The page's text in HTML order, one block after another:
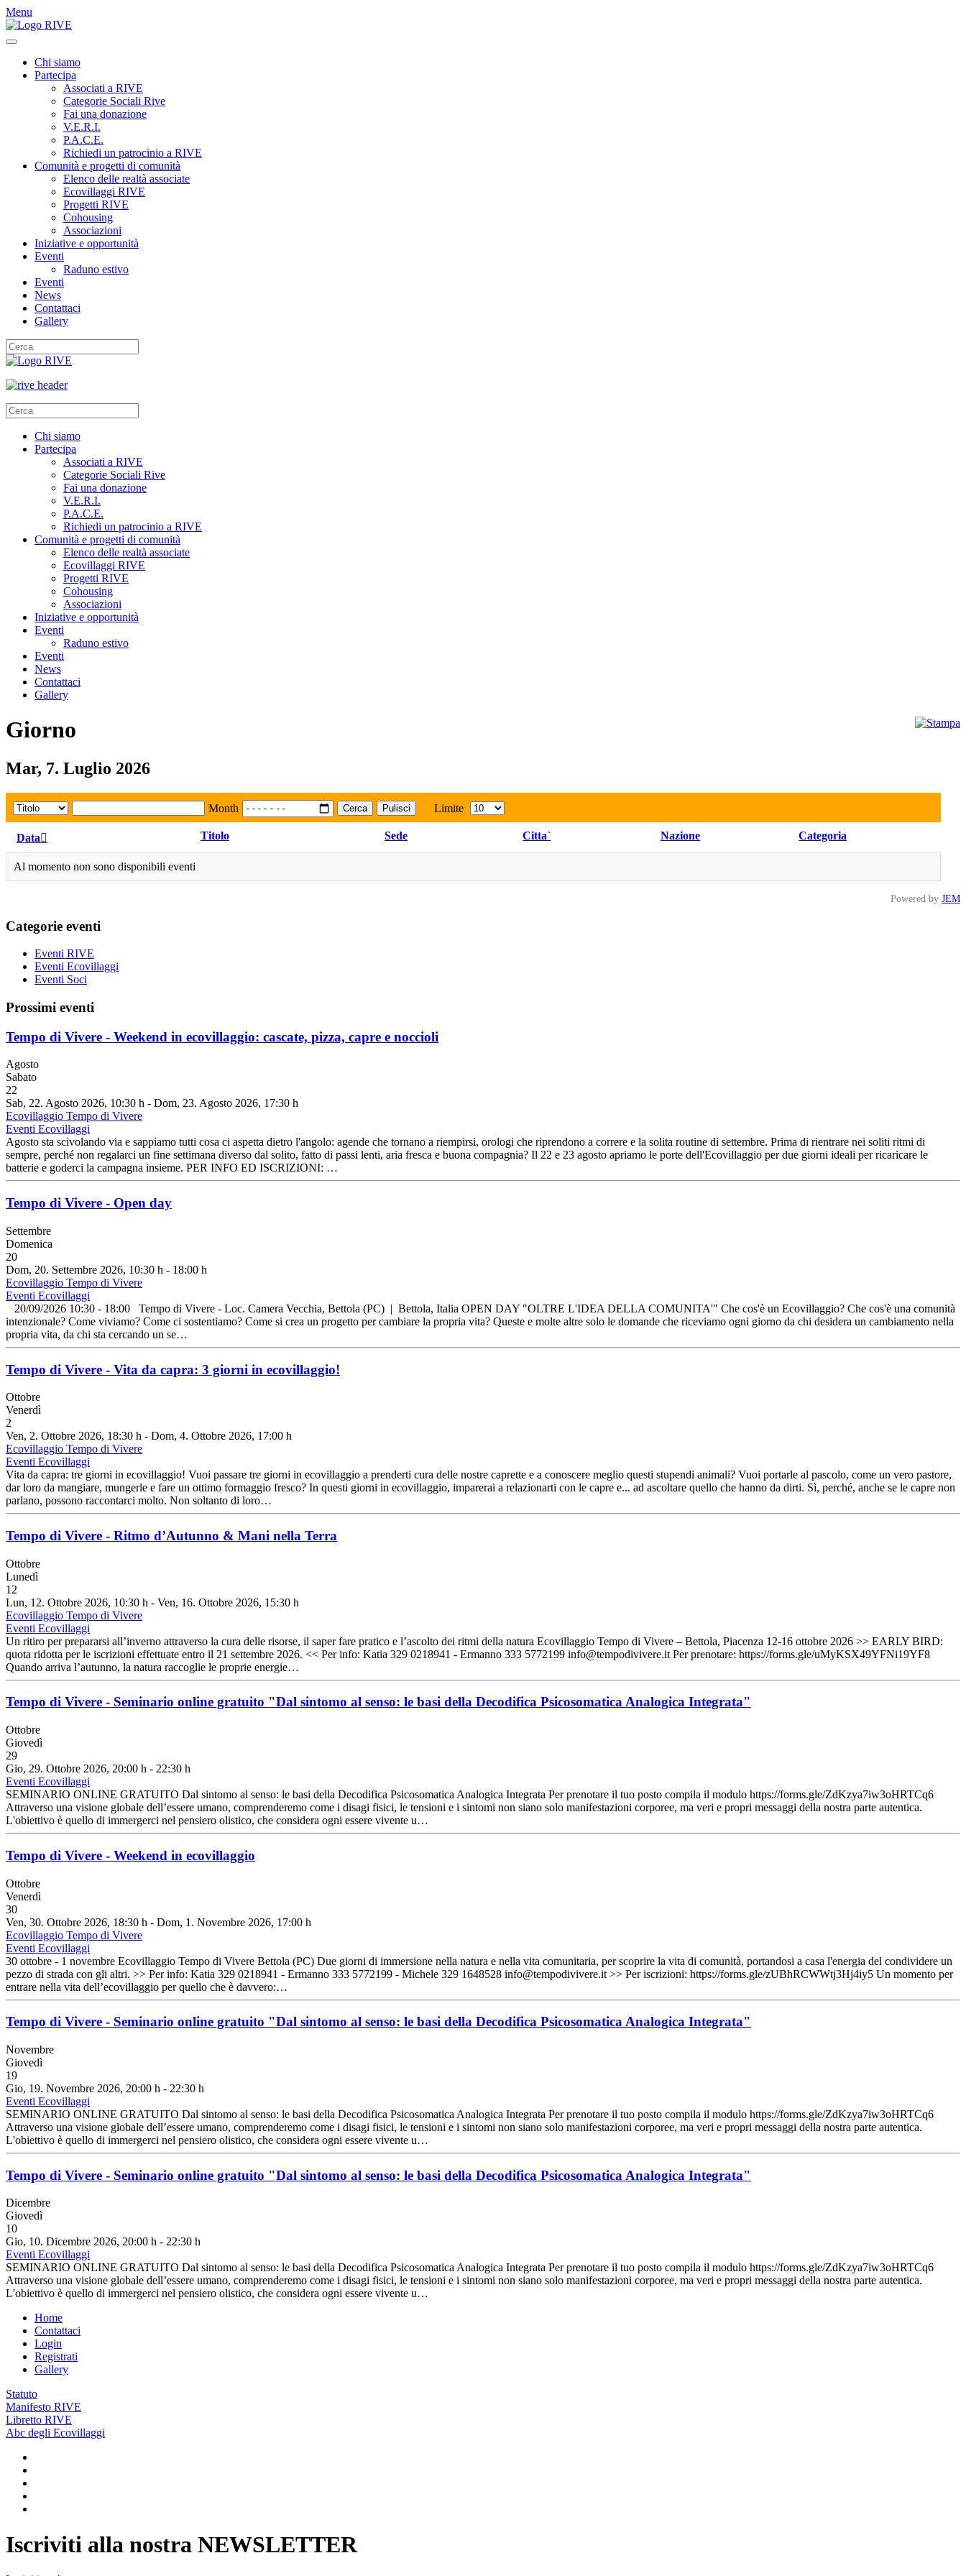
Menu
Chi siamo
Partecipa
Associati a RIVE
Categorie Sociali Rive
Fai una donazione
V.E.R.I.
P.A.C.E.
Richiedi un patrocinio a RIVE
Comunità e progetti di comunità
Elenco delle realtà associate
Ecovillaggi RIVE
Progetti RIVE
Cohousing
Associazioni
Iniziative e opportunità
Eventi
Raduno estivo
Eventi
News
Contattaci
Gallery
Chi siamo
Partecipa
Associati a RIVE
Categorie Sociali Rive
Fai una donazione
V.E.R.I.
P.A.C.E.
Richiedi un patrocinio a RIVE
Comunità e progetti di comunità
Elenco delle realtà associate
Ecovillaggi RIVE
Progetti RIVE
Cohousing
Associazioni
Iniziative e opportunità
Eventi
Raduno estivo
Eventi
News
Contattaci
Gallery
Giorno
Mar, 7. Luglio 2026
Month Cerca Pulisci Limite
Data Titolo Sede Citta` Nazione Categoria
Al momento non sono disponibili eventi
Powered by JEM
Categorie eventi
Eventi RIVE
Eventi Ecovillaggi
Eventi Soci
Prossimi eventi
Tempo di Vivere - Weekend in ecovillaggio: cascate, pizza, capre e noccioli
Agosto
Sabato
22
Sab, 22. Agosto 2026, 10:30 h - Dom, 23. Agosto 2026, 17:30 h
Ecovillaggio Tempo di Vivere
Eventi Ecovillaggi
Agosto sta scivolando via e sappiamo tutti cosa ci aspetta dietro l'angolo: agende che tornano a riempirsi, orologi che riprendono a correre e la solita routine di settembre. Prima di rientrare nei soliti ritmi di
sempre, perché non regalarci un fine settimana diverso dal solito, fatto di passi lenti, aria fresca e buona compagnia? Il 22 e 23 agosto apriamo le porte dell'Ecovillaggio per due giorni ideali per ricaricare le
batterie e goderci la campagna insieme. PER INFO ED ISCRIZIONI: …
Tempo di Vivere - Open day
Settembre
Domenica
20
Dom, 20. Settembre 2026, 10:30 h - 18:00 h
Ecovillaggio Tempo di Vivere
Eventi Ecovillaggi
20/09/2026 10:30 - 18:00 Tempo di Vivere - Loc. Camera Vecchia, Bettola (PC) | Bettola, Italia OPEN DAY "OLTRE L'IDEA DELLA COMUNITA'" Che cos'è un Ecovillaggio? Che cos'è una comunità
intenzionale? Come viviamo? Come ci sostentiamo? Come si crea un progetto per cambiare la propria vita? Queste e molte altre solo le domande che riceviamo ogni giorno da chi desidera un cambiamento nella
propria vita, da chi sta cercando un se…
Tempo di Vivere - Vita da capra: 3 giorni in ecovillaggio!
Ottobre
Venerdì
2
Ven, 2. Ottobre 2026, 18:30 h - Dom, 4. Ottobre 2026, 17:00 h
Ecovillaggio Tempo di Vivere
Eventi Ecovillaggi
Vita da capra: tre giorni in ecovillaggio! Vuoi passare tre giorni in ecovillaggio a prenderti cura delle nostre caprette e a conoscere meglio questi stupendi animali? Vuoi portarle al pascolo, come un vero pastore,
dar loro da mangiare, mungerle e fare un ottimo formaggio fresco? In questi giorni in ecovillaggio, imparerai a relazionarti con le capre e... ad ascoltare quello che hanno da dirti. Sì, perché, anche se le capre non
parlano, possono raccontarci molto. Non soltanto di loro…
Tempo di Vivere - Ritmo d’Autunno & Mani nella Terra
Ottobre
Lunedì
12
Lun, 12. Ottobre 2026, 10:30 h - Ven, 16. Ottobre 2026, 15:30 h
Ecovillaggio Tempo di Vivere
Eventi Ecovillaggi
Un ritiro per prepararsi all’inverno attraverso la cura delle risorse, il saper fare pratico e l’ascolto dei ritmi della natura Ecovillaggio Tempo di Vivere – Bettola, Piacenza 12-16 ottobre 2026 >> EARLY BIRD:
quota ridotta per le iscrizioni effettuate entro il 21 settembre 2026. << Per info: Katia 329 0218941 - Ermanno 333 5772199 info@tempodivivere.it Per prenotare: https://forms.gle/uMyKSX49YFNi19YF8
Quando arriva l’autunno, la natura raccoglie le proprie energie…
Tempo di Vivere - Seminario online gratuito "Dal sintomo al senso: le basi della Decodifica Psicosomatica Analogica Integrata"
Ottobre
Giovedì
29
Gio, 29. Ottobre 2026, 20:00 h - 22:30 h
Eventi Ecovillaggi
SEMINARIO ONLINE GRATUITO Dal sintomo al senso: le basi della Decodifica Psicosomatica Analogica Integrata Per prenotare il tuo posto compila il modulo https://forms.gle/ZdKzya7iw3oHRTCq6
Attraverso una visione globale dell’essere umano, comprenderemo come i disagi fisici, le tensioni e i sintomi non siano solo manifestazioni corporee, ma veri e propri messaggi della nostra parte autentica.
L'obiettivo è quello di immergerci nel pensiero olistico, che considera ogni essere vivente u…
Tempo di Vivere - Weekend in ecovillaggio
Ottobre
Venerdì
30
Ven, 30. Ottobre 2026, 18:30 h - Dom, 1. Novembre 2026, 17:00 h
Ecovillaggio Tempo di Vivere
Eventi Ecovillaggi
30 ottobre - 1 novembre Ecovillaggio Tempo di Vivere Bettola (PC) Due giorni di immersione nella natura e nella vita comunitaria, per scoprire la vita di comunità, portandosi a casa l'energia del condividere un
pezzo di strada con gli altri. >> Per info: Katia 329 0218941 - Ermanno 333 5772199 - Michele 329 1648528 info@tempodivivere.it >> Per iscrizioni: https://forms.gle/zUBhRCWWtj3Hj4iy5 Un momento per
entrare nella vita dell’ecovillaggio per quello che è davvero:…
Tempo di Vivere - Seminario online gratuito "Dal sintomo al senso: le basi della Decodifica Psicosomatica Analogica Integrata"
Novembre
Giovedì
19
Gio, 19. Novembre 2026, 20:00 h - 22:30 h
Eventi Ecovillaggi
SEMINARIO ONLINE GRATUITO Dal sintomo al senso: le basi della Decodifica Psicosomatica Analogica Integrata Per prenotare il tuo posto compila il modulo https://forms.gle/ZdKzya7iw3oHRTCq6
Attraverso una visione globale dell’essere umano, comprenderemo come i disagi fisici, le tensioni e i sintomi non siano solo manifestazioni corporee, ma veri e propri messaggi della nostra parte autentica.
L'obiettivo è quello di immergerci nel pensiero olistico, che considera ogni essere vivente u…
Tempo di Vivere - Seminario online gratuito "Dal sintomo al senso: le basi della Decodifica Psicosomatica Analogica Integrata"
Dicembre
Giovedì
10
Gio, 10. Dicembre 2026, 20:00 h - 22:30 h
Eventi Ecovillaggi
SEMINARIO ONLINE GRATUITO Dal sintomo al senso: le basi della Decodifica Psicosomatica Analogica Integrata Per prenotare il tuo posto compila il modulo https://forms.gle/ZdKzya7iw3oHRTCq6
Attraverso una visione globale dell’essere umano, comprenderemo come i disagi fisici, le tensioni e i sintomi non siano solo manifestazioni corporee, ma veri e propri messaggi della nostra parte autentica.
L'obiettivo è quello di immergerci nel pensiero olistico, che considera ogni essere vivente u…
Home
Contattaci
Login
Registrati
Gallery
Statuto
Manifesto RIVE
Libretto RIVE
Abc degli Ecovillaggi
Iscriviti alla nostra NEWSLETTER